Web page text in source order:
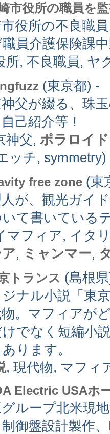
市役所の職員を
市役所の不良職
職員介護保険課
所, 不良職員, ヤ
(東京都) -
父が綴る、珠
己紹介等！
神父, ポラロイド
ッチ, symmetry)
free zone (東
が、観光ガイ
いて書いている
マフィア, イタ
, ミャンマー,
トランス (島根
ナル小説「東
。マフィアが
けでなく短編小
ります。
, 現代物, マフィ
Electric USAホ
ループ北米現
制御盤設計製作